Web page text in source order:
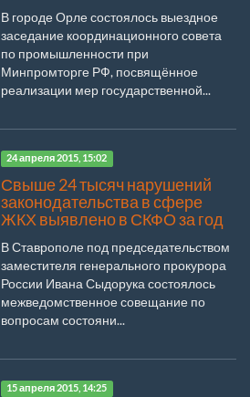
В городе Орле состоялось выездное
заседание координационного совета
по промышленности при
Минпромторге РФ, посвящённое
реализации мер государственной...
24 апреля 2015, 15:02
Свыше 24 тысяч нарушений
законодательства в сфере
ЖКХ выявлено в СКФО за год
В Ставрополе под председательством
заместителя генерального прокурора
России Ивана Сыдорука состоялось
межведомственное совещание по
вопросам состояни...
15 апреля 2015, 14:25